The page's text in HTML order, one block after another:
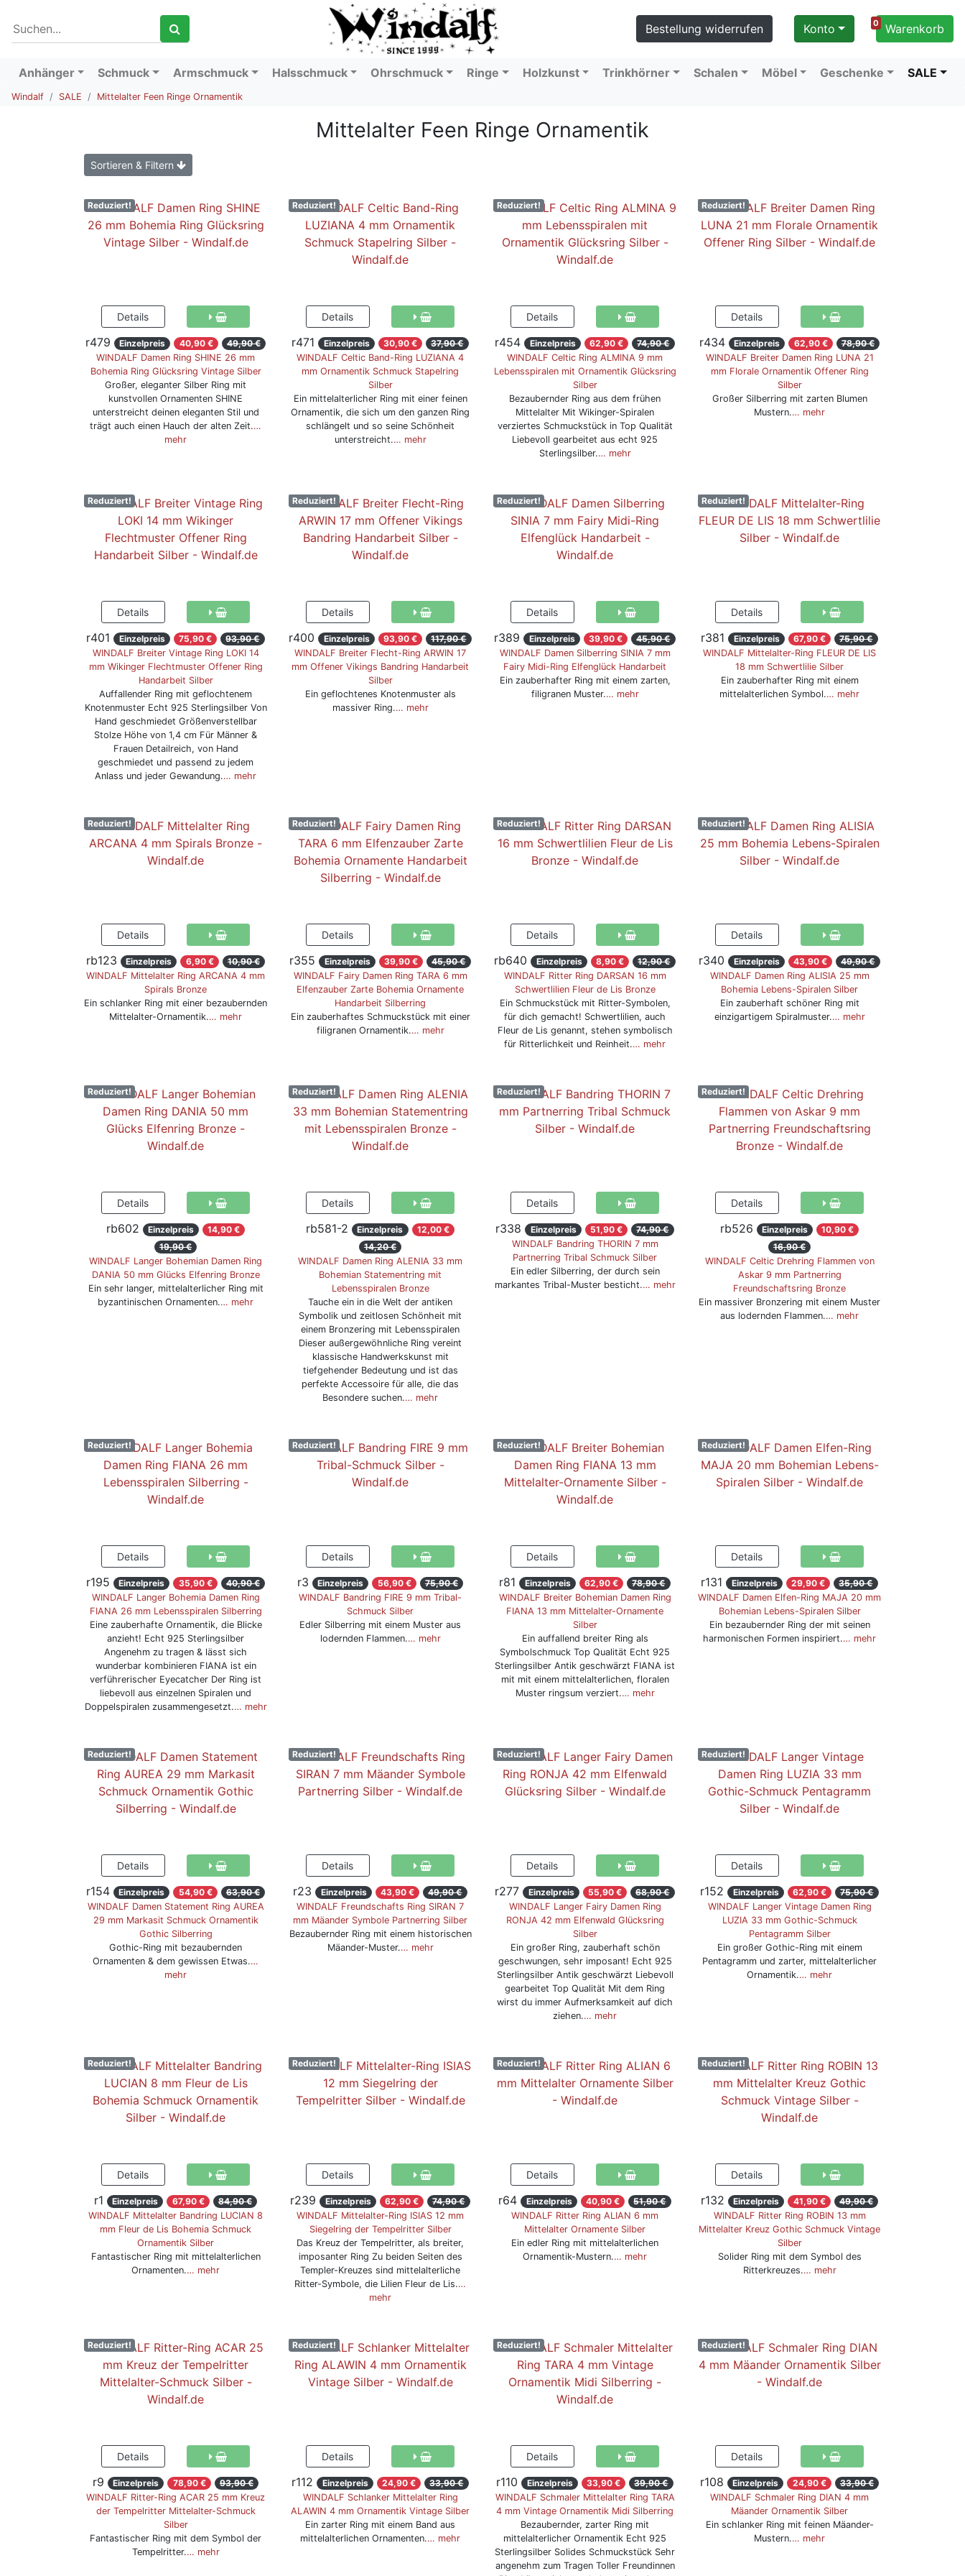
Bestellung widerrufen Konto 0 Warenkorb
Anhänger Schmuck Armschmuck Halsschmuck Ohrschmuck Ringe Holzkunst Trinkhörner Schalen Möbel Geschenke SALE
Windalf SALE Mittelalter Feen Ringe Ornamentik
Mittelalter Feen Ringe Ornamentik
Sortieren & Filtern
Reduziert!
r479 Einzelpreis 40,90 €
49,90 €
WINDALF Damen Ring SHINE 26 mm
Bohemia Ring Glücksring Vintage Silber
Großer, eleganter Silber Ring mit
kunstvollen Ornamenten SHINE
unterstreicht deinen eleganten Stil und
trägt auch einen Hauch der alten Zeit.…
mehr
Reduziert!
r471 Einzelpreis 30,90 €
37,90 €
WINDALF Celtic Band-Ring LUZIANA 4
mm Ornamentik Schmuck Stapelring
Silber
Ein mittelalterlicher Ring mit einer feinen
Ornamentik, die sich um den ganzen Ring
schlängelt und so seine Schönheit
unterstreicht.… mehr
Reduziert!
r454 Einzelpreis 62,90 €
74,90 €
WINDALF Celtic Ring ALMINA 9 mm
Lebensspiralen mit Ornamentik Glücksring
Silber
Bezaubernder Ring aus dem frühen
Mittelalter Mit Wikinger-Spiralen
verziertes Schmuckstück in Top Qualität
Liebevoll gearbeitet aus echt 925
Sterlingsilber.… mehr
Reduziert!
r434 Einzelpreis 62,90 €
78,90 €
WINDALF Breiter Damen Ring LUNA 21
mm Florale Ornamentik Offener Ring
Silber
Großer Silberring mit zarten Blumen
Mustern.… mehr
Reduziert!
r401 Einzelpreis 75,90 €
93,90 €
WINDALF Breiter Vintage Ring LOKI 14
mm Wikinger Flechtmuster Offener Ring
Handarbeit Silber
Auffallender Ring mit geflochtenem
Knotenmuster Echt 925 Sterlingsilber Von
Hand geschmiedet Größenverstellbar
Stolze Höhe von 1,4 cm Für Männer &
Frauen Detailreich, von Hand
geschmiedet und passend zu jedem
Anlass und jeder Gewandung.… mehr
Reduziert!
r400 Einzelpreis 93,90 €
117,90 €
WINDALF Breiter Flecht-Ring ARWIN 17
mm Offener Vikings Bandring Handarbeit
Silber
Ein geflochtenes Knotenmuster als
massiver Ring.… mehr
Reduziert!
r389 Einzelpreis 39,90 €
45,90 €
WINDALF Damen Silberring SINIA 7 mm
Fairy Midi-Ring Elfenglück Handarbeit
Ein zauberhafter Ring mit einem zarten,
filigranen Muster.… mehr
Reduziert!
r381 Einzelpreis 67,90 €
75,90 €
WINDALF Mittelalter-Ring FLEUR DE LIS
18 mm Schwertlilie Silber
Ein zauberhafter Ring mit einem
mittelalterlichen Symbol.… mehr
Reduziert!
rb123 Einzelpreis 6,90 €
10,90 €
WINDALF Mittelalter Ring ARCANA 4 mm
Spirals Bronze
Ein schlanker Ring mit einer bezaubernden
Mittelalter-Ornamentik.… mehr
Reduziert!
r355 Einzelpreis 39,90 €
45,90 €
WINDALF Fairy Damen Ring TARA 6 mm
Elfenzauber Zarte Bohemia Ornamente
Handarbeit Silberring
Ein zauberhaftes Schmuckstück mit einer
filigranen Ornamentik.… mehr
Reduziert!
rb640 Einzelpreis 8,90 €
12,90 €
WINDALF Ritter Ring DARSAN 16 mm
Schwertlilien Fleur de Lis Bronze
Ein Schmuckstück mit Ritter-Symbolen,
für dich gemacht! Schwertlilien, auch
Fleur de Lis genannt, stehen symbolisch
für Ritterlichkeit und Reinheit.… mehr
Reduziert!
r340 Einzelpreis 43,90 €
49,90 €
WINDALF Damen Ring ALISIA 25 mm
Bohemia Lebens-Spiralen Silber
Ein zauberhaft schöner Ring mit
einzigartigem Spiralmuster.… mehr
Reduziert!
rb602 Einzelpreis
14,90 €
19,90 €
WINDALF Langer Bohemian Damen Ring
DANIA 50 mm Glücks Elfenring Bronze
Ein sehr langer, mittelalterlicher Ring mit
byzantinischen Ornamenten.… mehr
Reduziert!
rb581-2 Einzelpreis
12,00 €
14,20 €
WINDALF Damen Ring ALENIA 33 mm
Bohemian Statementring mit
Lebensspiralen Bronze
Tauche ein in die Welt der antiken
Symbolik und zeitlosen Schönheit mit
einem Bronzering mit Lebensspiralen
Dieser außergewöhnliche Ring vereint
klassische Handwerkskunst mit
tiefgehender Bedeutung und ist das
perfekte Accessoire für alle, die das
Besondere suchen.… mehr
Reduziert!
r338 Einzelpreis 51,90 €
74,90 €
WINDALF Bandring THORIN 7 mm
Partnerring Tribal Schmuck Silber
Ein edler Silberring, der durch sein
markantes Tribal-Muster besticht.… mehr
Reduziert!
rb526 Einzelpreis
10,90 €
16,90 €
WINDALF Celtic Drehring Flammen von
Askar 9 mm Partnerring
Freundschaftsring Bronze
Ein massiver Bronzering mit einem Muster
aus lodernden Flammen.… mehr
Reduziert!
r195 Einzelpreis 35,90 €
40,90 €
WINDALF Langer Bohemia Damen Ring
FIANA 26 mm Lebensspiralen Silberring
Eine zauberhafte Ornamentik, die Blicke
anzieht! Echt 925 Sterlingsilber
Angenehm zu tragen & lässt sich
wunderbar kombinieren FIANA ist ein
verführerischer Eyecatcher Der Ring ist
liebevoll aus einzelnen Spiralen und
Doppelspiralen zusammengesetzt.… mehr
Reduziert!
r3 Einzelpreis 56,90 €
75,90 €
WINDALF Bandring FIRE 9 mm Tribal-
Schmuck Silber
Edler Silberring mit einem Muster aus
lodernden Flammen.… mehr
Reduziert!
r81 Einzelpreis 62,90 €
78,90 €
WINDALF Breiter Bohemian Damen Ring
FIANA 13 mm Mittelalter-Ornamente
Silber
Ein auffallend breiter Ring als
Symbolschmuck Top Qualität Echt 925
Sterlingsilber Antik geschwärzt FIANA ist
mit mit einem mittelalterlichen, floralen
Muster ringsum verziert.… mehr
Reduziert!
r131 Einzelpreis 29,90 €
35,90 €
WINDALF Damen Elfen-Ring MAJA 20 mm
Bohemian Lebens-Spiralen Silber
Ein bezaubernder Ring der mit seinen
harmonischen Formen inspiriert.… mehr
Reduziert!
r154 Einzelpreis 54,90 €
63,90 €
WINDALF Damen Statement Ring AUREA
29 mm Markasit Schmuck Ornamentik
Gothic Silberring
Gothic-Ring mit bezaubernden
Ornamenten & dem gewissen Etwas.…
mehr
Reduziert!
r23 Einzelpreis 43,90 €
49,90 €
WINDALF Freundschafts Ring SIRAN 7
mm Mäander Symbole Partnerring Silber
Bezaubernder Ring mit einem historischen
Mäander-Muster.… mehr
Reduziert!
r277 Einzelpreis 55,90 €
68,90 €
WINDALF Langer Fairy Damen Ring
RONJA 42 mm Elfenwald Glücksring
Silber
Ein großer Ring, zauberhaft schön
geschwungen, sehr imposant! Echt 925
Sterlingsilber Antik geschwärzt Liebevoll
gearbeitet Top Qualität Mit dem Ring
wirst du immer Aufmerksamkeit auf dich
ziehen.… mehr
Reduziert!
r152 Einzelpreis 62,90 €
75,90 €
WINDALF Langer Vintage Damen Ring
LUZIA 33 mm Gothic-Schmuck
Pentagramm Silber
Ein großer Gothic-Ring mit einem
Pentagramm und zarter, mittelalterlicher
Ornamentik.… mehr
Reduziert!
r1 Einzelpreis 67,90 €
84,90 €
WINDALF Mittelalter Bandring LUCIAN 8
mm Fleur de Lis Bohemia Schmuck
Ornamentik Silber
Fantastischer Ring mit mittelalterlichen
Ornamenten.… mehr
Reduziert!
r239 Einzelpreis 62,90 €
74,90 €
WINDALF Mittelalter-Ring ISIAS 12 mm
Siegelring der Tempelritter Silber
Das Kreuz der Tempelritter, als breiter,
imposanter Ring Zu beiden Seiten des
Templer-Kreuzes sind mittelalterliche
Ritter-Symbole, die Lilien Fleur de Lis.…
mehr
Reduziert!
r64 Einzelpreis 40,90 €
51,90 €
WINDALF Ritter Ring ALIAN 6 mm
Mittelalter Ornamente Silber
Ein edler Ring mit mittelalterlichen
Ornamentik-Mustern.… mehr
Reduziert!
r132 Einzelpreis 41,90 €
49,90 €
WINDALF Ritter Ring ROBIN 13 mm
Mittelalter Kreuz Gothic Schmuck Vintage
Silber
Solider Ring mit dem Symbol des
Ritterkreuzes.… mehr
Reduziert!
r9 Einzelpreis 78,90 €
93,90 €
WINDALF Ritter-Ring ACAR 25 mm Kreuz
der Tempelritter Mittelalter-Schmuck
Silber
Fantastischer Ring mit dem Symbol der
Tempelritter.… mehr
Reduziert!
r112 Einzelpreis 24,90 €
33,90 €
WINDALF Schlanker Mittelalter Ring
ALAWIN 4 mm Ornamentik Vintage Silber
Ein zarter Ring mit einem Band aus
mittelalterlichen Ornamenten.… mehr
Reduziert!
r110 Einzelpreis 33,90 €
39,90 €
WINDALF Schmaler Mittelalter Ring TARA
4 mm Vintage Ornamentik Midi Silberring
Bezaubernder, zarter Ring mit
mittelalterlicher Ornamentik Echt 925
Sterlingsilber Solides Schmuckstück Sehr
angenehm zum Tragen Toller Freundinnen
Reduziert!
r108 Einzelpreis 24,90 €
33,90 €
WINDALF Schmaler Ring DIAN 4 mm
Mäander Ornamentik Silber
Ein schlanker Ring mit feinen Mäander-
Mustern.… mehr